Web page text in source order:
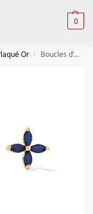
0
Or / Boucles d’Oreilles Plaqué Or